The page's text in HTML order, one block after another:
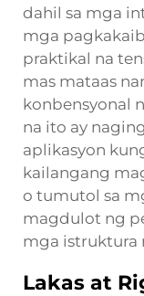
dahil sa mga
mga
praktikal na
mas mataas
konbensyonal
na ito ay
aplikasyon
kailangang
o tumutol sa
magdulot ng
mga istruktura
Lakas at